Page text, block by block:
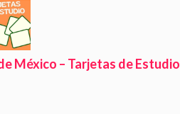
México – Tarjetas de Estudio